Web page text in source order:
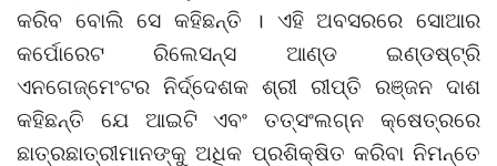
କରିବ ବୋଲି ସେ କହିଛନ୍ତି । ଏହି ଅବସରରେ ସୋଆର
କର୍ପୋରେଟ ରିଲେସନ୍ସ ଆଣ୍ଡ ଇଣ୍ଡଷ୍ଟ୍ରି
ଏନଗେଜ୍‌ମେଂଟର ନିର୍ଦ୍ଦେଶକ ଶ୍ରୀ ରୀପ୍ତି ରଞ୍ଜନ ଦାଶ
କହିଛନ୍ତି ଯେ ଆଇଟି ଏବଂ ତତ୍‌ସଂଲଗ୍ନ କ୍ଷେତ୍ରରେ
ଛାତ୍ରଛାତ୍ରୀମାନଙ୍କୁ ଅଧିକ ପ୍ରଶିକ୍ଷିତ କରିବା ନିମନ୍ତେ